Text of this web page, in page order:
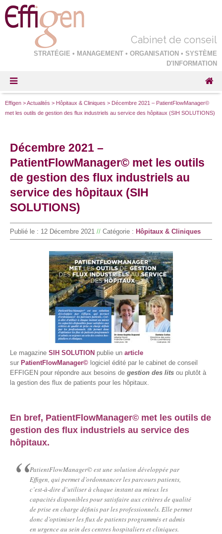
Cabinet de conseil
STRATÉGIE • MANAGEMENT • ORGANISATION • SYSTÈME
D'INFORMATION
Effigen >Actualités > Hôpitaux & Cliniques > Décembre 2021 – PatientFlowManager©
met les outils de gestion des flux industriels au service des hôpitaux (SIH SOLUTIONS)
Décembre 2021 –
PatientFlowManager© met les outils
de gestion des flux industriels au
service des hôpitaux (SIH
SOLUTIONS)
Publié le : 12 Décembre 2021 // Catégorie : Hôpitaux & Cliniques
Le magazine SIH SOLUTION publie un article
sur PatientFlowManager© logiciel édité par le cabinet de conseil
EFFIGEN pour répondre aux besoins de gestion des lits ou plutôt à
la gestion des flux de patients pour les hôpitaux.
En bref, PatientFlowManager© met les outils de
gestion des flux industriels au service des
hôpitaux.
PatientFlowManager© est une solution développée par
Effigen, qui permet d’ordonnancer les parcours patients,
c’est-à-dire d’utiliser à chaque instant au mieux les
capacités disponibles pour satisfaire aux critères de qualité
de prise en charge définis par les professionnels. Elle permet
donc d’optimiser les flux de patients programmés et admis
en urgence au sein des centres hospitaliers et cliniques.